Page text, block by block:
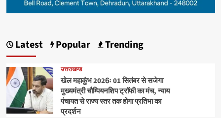
Latest Popular Trending
उत्तराखण्ड
खेल महाकुंभ 2026ः 01 सितंबर से सजेगा
मुख्यमंत्री चौम्पियनशिप ट्रॉफी का मंच, न्याय
पंचायत से राज्य स्तर तक होगा प्रतिभा का
प्रदर्शन